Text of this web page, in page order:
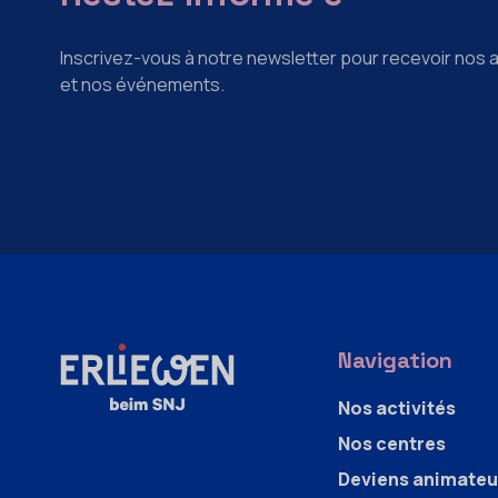
Inscrivez-vous à notre newsletter pour recevoir nos
et nos événements.
Navigation
Nos activités
Nos centres
Deviens